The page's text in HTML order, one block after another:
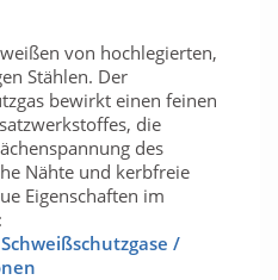
von hochlegierten,
Stählen. Der
bewirkt einen feinen
die
des
Nähte und kerbfreie
Eigenschaften im
/